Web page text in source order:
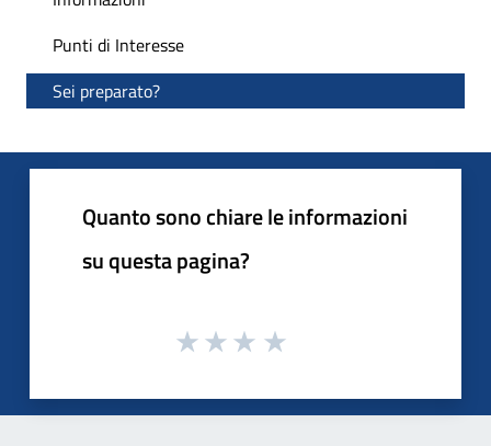
Punti di Interesse
Sei preparato?
Quanto sono chiare le informazioni
su questa pagina?